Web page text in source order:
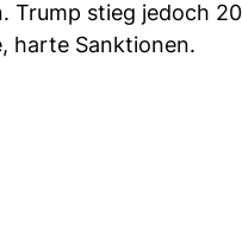
Trump stieg jedoch
harte Sanktionen.